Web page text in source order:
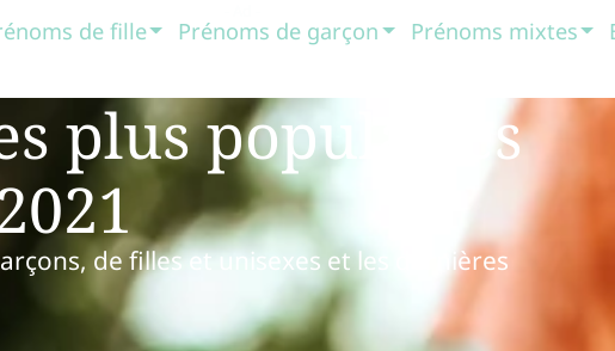
de fille Prénoms de garçon Prénoms mixtes
plus populaires
de filles et unisexes et les dernières